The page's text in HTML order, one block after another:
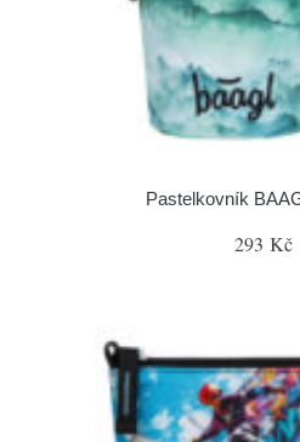
Pastelkovník
293 Kč